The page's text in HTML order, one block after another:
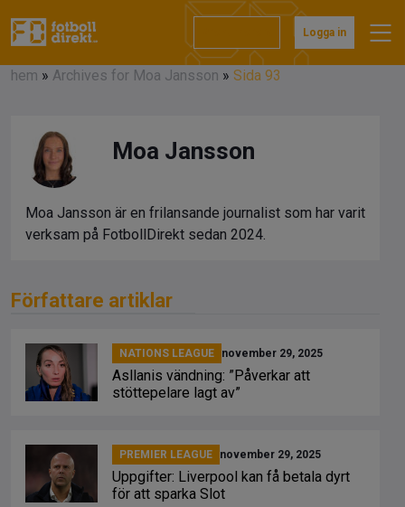
Logga in
hem » Archives for Moa Jansson » Sida 93
Moa Jansson
Moa Jansson är en frilansande journalist som har varit
verksam på FotbollDirekt sedan 2024.
Författare artiklar
NATIONS LEAGUE november 29, 2025
Asllanis vändning: ”Påverkar att
stöttepelare lagt av”
PREMIER LEAGUE november 29, 2025
Uppgifter: Liverpool kan få betala dyrt
för att sparka Slot